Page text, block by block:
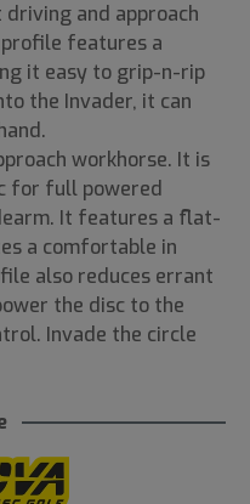
and approach
features a
it easy to grip-n-rip
the Invader, it can
workhorse. It is
for full powered
It features a flat-
a comfortable in
also reduces errant
the disc to the
Invade the circle